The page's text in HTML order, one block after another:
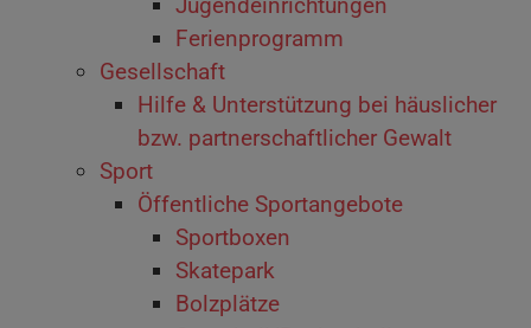
Ferienprogramm
Gesellschaft
Hilfe & Unterstützung bei häuslicher
bzw. partnerschaftlicher Gewalt
Sport
Öffentliche Sportangebote
Sportboxen
Skatepark
Bolzplätze